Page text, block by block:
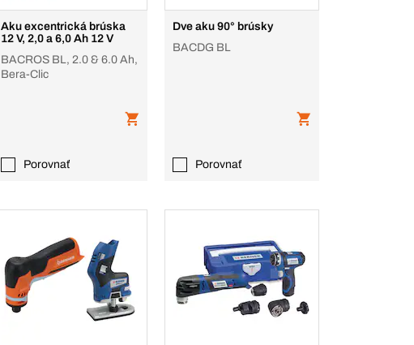
Aku excentrická brúska
12 V, 2,0 a 6,0 Ah 12 V
BACROS BL, 2.0 & 6.0 Ah,
Bera-Clic
Porovnať
Dve aku 90° brúsky
BACDG BL
Porovnať